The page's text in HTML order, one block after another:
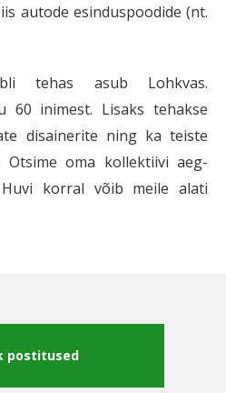
autode esinduspoodide (nt.
tehas asub Lohkvas.
60 inimest. Lisaks tehakse
disainerite ning ka teiste
Otsime oma kollektiivi aeg-
korral võib meile alati
postitused